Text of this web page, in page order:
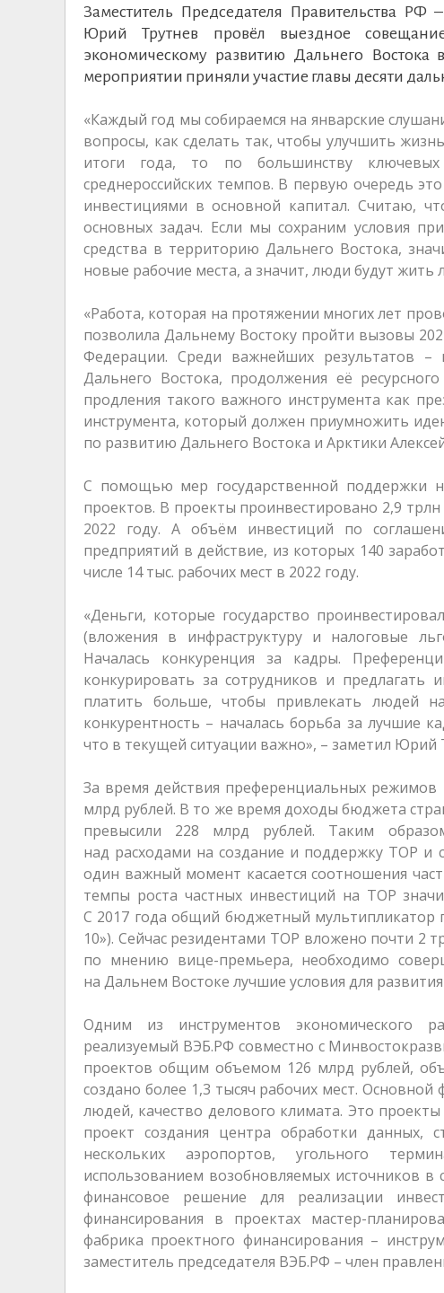
Заместитель Председателя Правительства
Юрий Трутнев провёл выездное
экономическому развитию Дальнего
мероприятии приняли участие главы десяти
«Каждый год мы собираемся на январские
вопросы, как сделать так, чтобы улучшить
итоги года, то по большинству ключевых
среднероссийских темпов. В первую очередь
инвестициями в основной капитал. Считаю,
основных задач. Если мы сохраним условия
средства в территорию Дальнего Востока,
новые рабочие места, а значит, люди будут
«Работа, которая на протяжении многих лет
позволила Дальнему Востоку пройти вызовы
Федерации. Среди важнейших результатов –
Дальнего Востока, продолжения её
продления такого важного инструмента как
инструмента, который должен приумножить
по развитию Дальнего Востока и Арктики
С помощью мер государственной поддержки
проектов. В проекты проинвестировано 2,9
2022 году. А объём инвестиций по
предприятий в действие, из которых 140
числе 14 тыс. рабочих мест в 2022 году.
«Деньги, которые государство
(вложения в инфраструктуру и налоговые
Началась конкуренция за кадры.
конкурировать за сотрудников и
платить больше, чтобы привлекать людей
конкурентность – началась борьба за лучшие
что в текущей ситуации важно», – заметил Юрий
За время действия преференциальных режимов
млрд рублей. В то же время доходы бюджета
превысили 228 млрд рублей. Таким
над расходами на создание и поддержку ТОР и
один важный момент касается соотношения
темпы роста частных инвестиций на ТОР
С 2017 года общий бюджетный мультипликатор
10»). Сейчас резидентами ТОР вложено почти 2
по мнению вице-премьера, необходимо
на Дальнем Востоке лучшие условия для развития
Одним из инструментов экономического
реализуемый ВЭБ.РФ совместно с
проектов общим объемом 126 млрд рублей,
создано более 1,3 тысяч рабочих мест.
людей, качество делового климата. Это
проект создания центра обработки данных,
нескольких аэропортов, угольного
использованием возобновляемых источников
финансовое решение для реализации
финансирования в проектах мастер-
фабрика проектного финансирования –
заместитель председателя ВЭБ.РФ – член